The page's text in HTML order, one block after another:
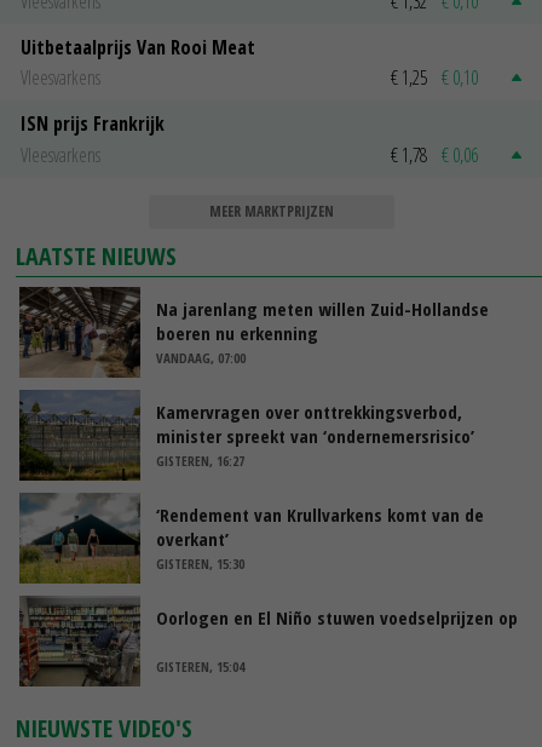
Uitbetaalprijs Van Rooi Meat
Vleesvarkens
€ 1,25 € 0,10
ISN prijs Frankrijk
Vleesvarkens
€ 1,78 € 0,06
MEER MARKTPRIJZEN
LAATSTE NIEUWS
Na jarenlang meten willen Zuid-Hollandse
boeren nu erkenning
VANDAAG, 07:00
Kamervragen over onttrekkingsverbod,
minister spreekt van ‘ondernemersrisico’
GISTEREN, 16:27
‘Rendement van Krullvarkens komt van de
overkant’
GISTEREN, 15:30
Oorlogen en El Niño stuwen voedselprijzen op
GISTEREN, 15:04
NIEUWSTE VIDEO'S